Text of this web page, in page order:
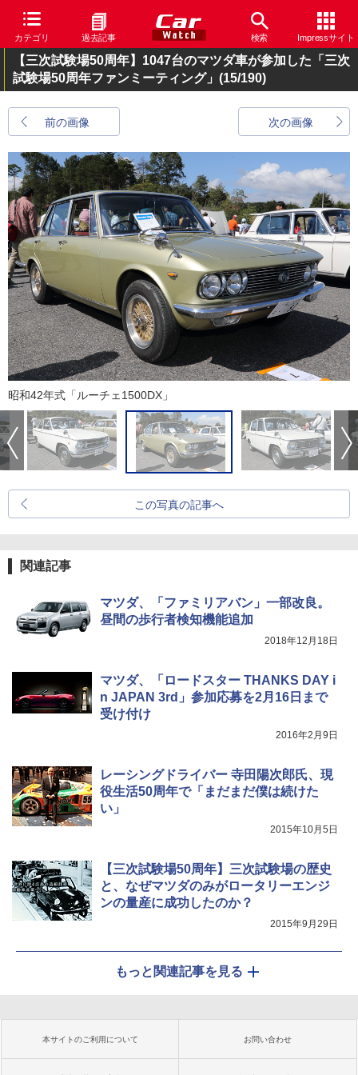
カテゴリ 過去記事 検索 Impressサイト
【三次試験場50周年】1047台のマツダ車が参加した「三次
試験場50周年ファンミーティング」 (15/190)
前の画像 次の画像
昭和42年式「ルーチェ1500DX」
この写真の記事へ
関連記事
マツダ、「ファミリアバン」一部改良。
昼間の歩行者検知機能追加
2018年12月18日
マツダ、「ロードスター THANKS DAY i
n JAPAN 3rd」参加応募を2月16日まで
受け付け
2016年2月9日
レーシングドライバー 寺田陽次郎氏、現
役生活50周年で「まだまだ僕は続けた
い」
2015年10月5日
【三次試験場50周年】三次試験場の歴史
と、なぜマツダのみがロータリーエンジ
ンの量産に成功したのか？
2015年9月29日
もっと関連記事を見る
本サイトのご利用について お問い合わせ